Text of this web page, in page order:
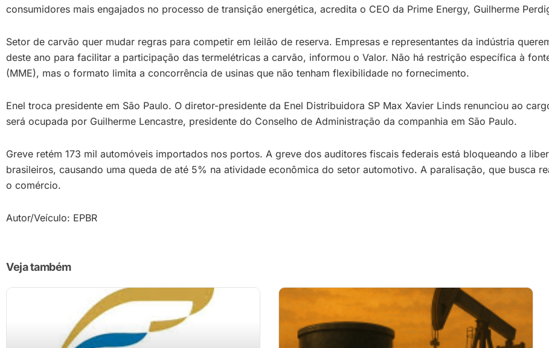
consumidores mais engajados no processo de transição energética, acredita o CEO da Prime Energy, Guilherme
Setor de carvão quer mudar regras para competir em leilão de reserva. Empresas e representantes da indústria
deste ano para facilitar a participação das termelétricas a carvão, informou o Valor. Não há restrição específica à
(MME), mas o formato limita a concorrência de usinas que não tenham flexibilidade no fornecimento.
Enel troca presidente em São Paulo. O diretor-presidente da Enel Distribuidora SP Max Xavier Linds renunciou ao
será ocupada por Guilherme Lencastre, presidente do Conselho de Administração da companhia em São Paulo.
Greve retém 173 mil automóveis importados nos portos. A greve dos auditores fiscais federais está bloqueando a
brasileiros, causando uma queda de até 5% na atividade econômica do setor automotivo. A paralisação, que busca
o comércio.
Autor/Veículo: EPBR
Veja também